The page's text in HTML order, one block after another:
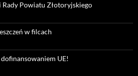
Rady Powiatu Złotoryjskiego
w filcach
UE!